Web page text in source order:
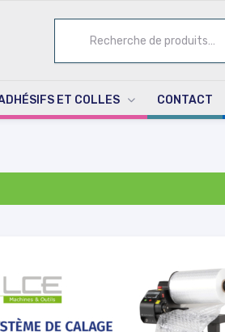
ET COLLES CONTACT